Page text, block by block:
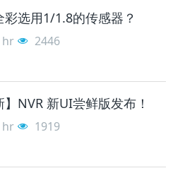
彩选用1/1.8的传感器？
hr 2446
】NVR 新UI尝鲜版发布！
hr 1919